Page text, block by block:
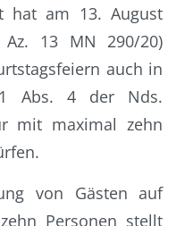
hat am 13. August
Az. 13 MN 290/20)
auch in
Abs. 4 der Nds.
mit maximal zehn
von Gästen auf
Personen stellt